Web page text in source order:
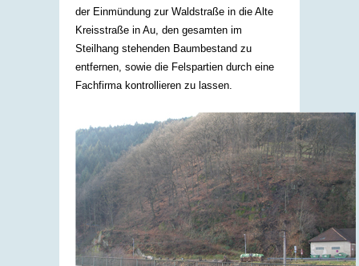
der Einmündung zur Waldstraße in die Alte
Kreisstraße in Au, den gesamten im
Steilhang stehenden Baumbestand zu
entfernen, sowie die Felspartien durch eine
Fachfirma kontrollieren zu lassen.